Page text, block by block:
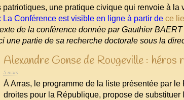
patriotiques, une pratique civique qui renvoie à la
La Conférence est visible en ligne à partir de ce
de la conférence donnée par Gauthier
une partie de sa recherche doctorale sous la
Alexandre Gonse de Rougeville :
5 mars
À Arras, le programme de la liste présentée par
droites pour la République, propose de substituer